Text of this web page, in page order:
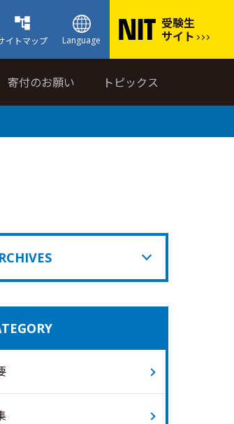
イトマップ Language
受験生
サイト
寄付のお願い トピックス